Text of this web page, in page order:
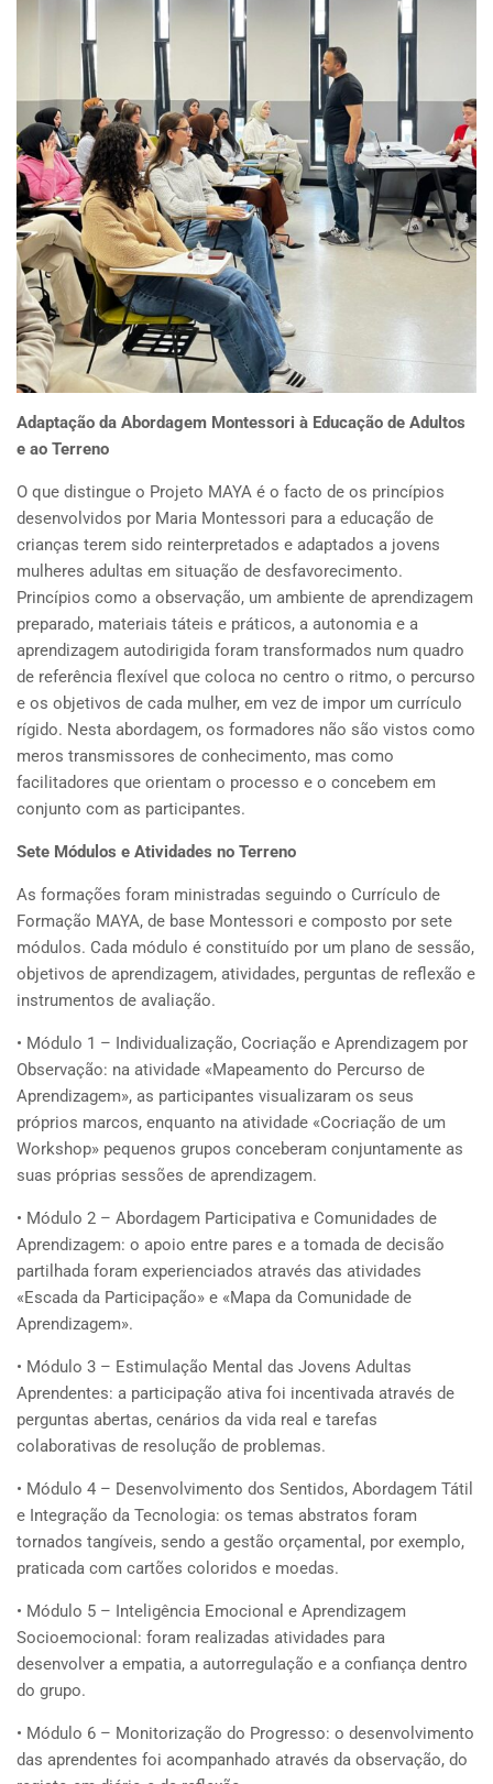
Adaptação da Abordagem Montessori à Educação de Adultos
e ao Terreno
O que distingue o Projeto MAYA é o facto de os princípios
desenvolvidos por Maria Montessori para a educação de
crianças terem sido reinterpretados e adaptados a jovens
mulheres adultas em situação de desfavorecimento.
Princípios como a observação, um ambiente de aprendizagem
preparado, materiais táteis e práticos, a autonomia e a
aprendizagem autodirigida foram transformados num quadro
de referência flexível que coloca no centro o ritmo, o percurso
e os objetivos de cada mulher, em vez de impor um currículo
rígido. Nesta abordagem, os formadores não são vistos como
meros transmissores de conhecimento, mas como
facilitadores que orientam o processo e o concebem em
conjunto com as participantes.
Sete Módulos e Atividades no Terreno
As formações foram ministradas seguindo o Currículo de
Formação MAYA, de base Montessori e composto por sete
módulos. Cada módulo é constituído por um plano de sessão,
objetivos de aprendizagem, atividades, perguntas de reflexão e
instrumentos de avaliação.
• Módulo 1 – Individualização, Cocriação e Aprendizagem por
Observação: na atividade «Mapeamento do Percurso de
Aprendizagem», as participantes visualizaram os seus
próprios marcos, enquanto na atividade «Cocriação de um
Workshop» pequenos grupos conceberam conjuntamente as
suas próprias sessões de aprendizagem.
• Módulo 2 – Abordagem Participativa e Comunidades de
Aprendizagem: o apoio entre pares e a tomada de decisão
partilhada foram experienciados através das atividades
«Escada da Participação» e «Mapa da Comunidade de
Aprendizagem».
• Módulo 3 – Estimulação Mental das Jovens Adultas
Aprendentes: a participação ativa foi incentivada através de
perguntas abertas, cenários da vida real e tarefas
colaborativas de resolução de problemas.
• Módulo 4 – Desenvolvimento dos Sentidos, Abordagem Tátil
e Integração da Tecnologia: os temas abstratos foram
tornados tangíveis, sendo a gestão orçamental, por exemplo,
praticada com cartões coloridos e moedas.
• Módulo 5 – Inteligência Emocional e Aprendizagem
Socioemocional: foram realizadas atividades para
desenvolver a empatia, a autorregulação e a confiança dentro
do grupo.
• Módulo 6 – Monitorização do Progresso: o desenvolvimento
das aprendentes foi acompanhado através da observação, do